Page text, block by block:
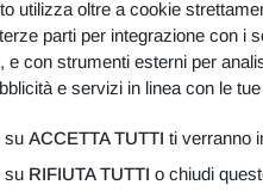
di Cona
72
utilizza oltre a cookie
parti per integrazione con i
e con strumenti esterni per
e servizi in linea con le
su ACCETTA TUTTI ti verranno
su RIFIUTA TUTTI o chiudi